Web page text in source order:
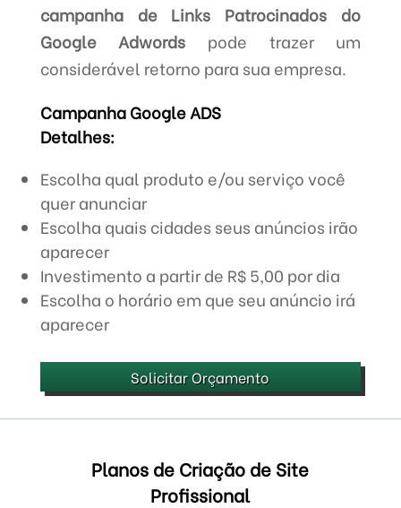
campanha de Links Patrocinados do
Google Adwords pode trazer um
considerável retorno para sua empresa.
Campanha Google ADS
Detalhes:
Escolha qual produto e/ou serviço você
quer anunciar
Escolha quais cidades seus anúncios irão
aparecer
Investimento a partir de R$ 5,00 por dia
Escolha o horário em que seu anúncio irá
aparecer
Solicitar Orçamento
Planos de Criação de Site
Profissional